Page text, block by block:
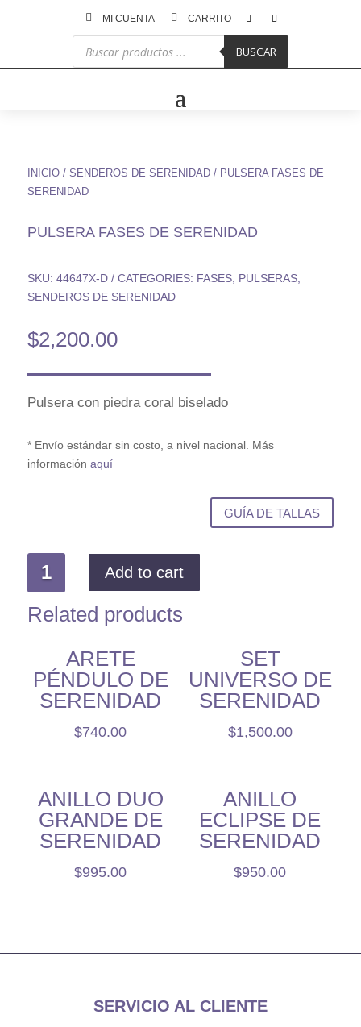
 MI CUENTA  CARRITO
Búsqueda
productos
BUSCAR
INICIO/ SENDEROS DE SERENIDAD/ PULSERA FASES DE
SERENIDAD
PULSERA FASES DE SERENIDAD
SKU: 44647X-D CATEGORIES: FASES, PULSERAS,
SENDEROS DE SERENIDAD
$2,200.00
Pulsera con piedra coral biselado
* Envío estándar sin costo, a nivel nacional. Más
información aquí
GUÍA DE TALLAS
FASES
DE
SERENIDAD
Add to cart
Related products
ARETE
PÉNDULO DE
SERENIDAD
$740.00
SET
UNIVERSO DE
SERENIDAD
$1,500.00
ANILLO DUO
GRANDE DE
SERENIDAD
$995.00
ANILLO
ECLIPSE DE
SERENIDAD
$950.00
SERVICIO AL CLIENTE